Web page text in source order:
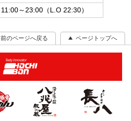
11:00～23:00 （L.O 22:30）
前のページへ戻る ページトップへ